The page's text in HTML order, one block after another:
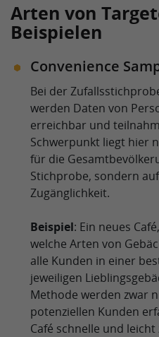
Arten von
Beispielen
Convenience
Bei der
werden Daten von
erreichbar und
Schwerpunkt liegt hier
für die
Stichprobe, sondern
Zugänglichkeit.
Beispiel: Ein neues
welche Arten von
alle Kunden in einer
jeweiligen
Methode werden zwar
potenziellen Kunden
Café schnelle und